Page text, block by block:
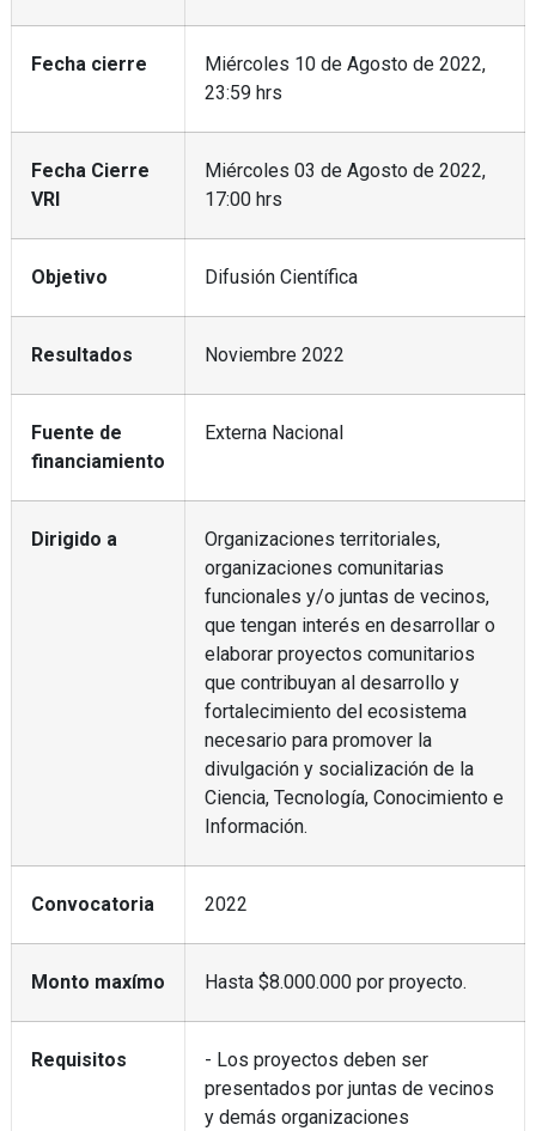
Fecha cierre
Miércoles 10 de Agosto de 2022,
23:59 hrs
Fecha Cierre
VRI
Miércoles 03 de Agosto de 2022,
17:00 hrs
Objetivo Difusión Científica
Resultados Noviembre 2022
Fuente de
financiamiento
Externa Nacional
Dirigido a
Organizaciones territoriales,
organizaciones comunitarias
funcionales y/o juntas de vecinos,
que tengan interés en desarrollar o
elaborar proyectos comunitarios
que contribuyan al desarrollo y
fortalecimiento del ecosistema
necesario para promover la
divulgación y socialización de la
Ciencia, Tecnología, Conocimiento e
Información.
Convocatoria 2022
Monto maxímo Hasta $8.000.000 por proyecto.
Requisitos
- Los proyectos deben ser
presentados por juntas de vecinos
y demás organizaciones